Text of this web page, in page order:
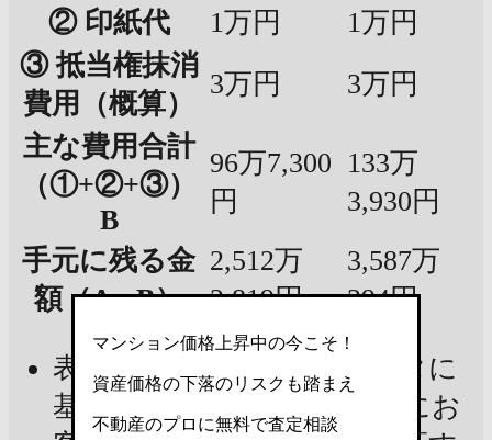
② 印紙代 1万円
1万円
③ 抵当権抹消
費用（概算）
3万円
3万円
主な費用合計
（①+②+③）
B
96万7,300
円
133万
3,930円
手元に残る金
額（A - B）
2,512万
2,819円
3,587万
394円
表示金額は現在の市場データに
基づいた試算であり、実際にお
マンション価格上昇中の今こそ！
資産価格の下落のリスクも踏まえ
不動産のプロに無料で査定相談